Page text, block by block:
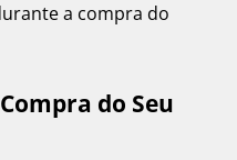
a compra do
do Seu